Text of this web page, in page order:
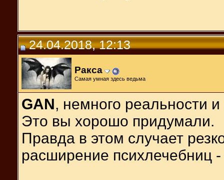
24.04.2018, 12:13
Ракса
Самая умная здесь ведьма
GAN, немного реальности
Это вы хорошо придумали.
Правда в этом случает
расширение психлечебниц